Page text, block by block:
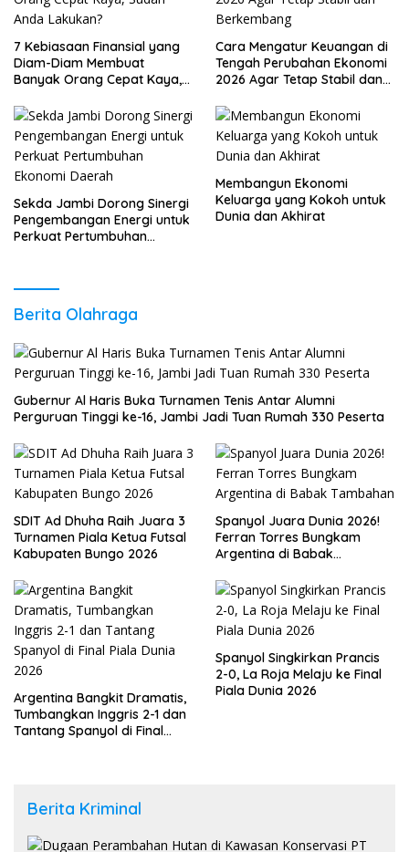
7 Kebiasaan Finansial yang
Diam-Diam Membuat
Banyak Orang Cepat Kaya,
Cara Mengatur Keuangan di
Tengah Perubahan Ekonomi
2026 Agar Tetap Stabil dan
Sekda Jambi Dorong Sinergi
Pengembangan Energi untuk
Perkuat Pertumbuhan
Membangun Ekonomi
Keluarga yang Kokoh untuk
Dunia dan Akhirat
Berita Olahraga
Gubernur Al Haris Buka Turnamen Tenis Antar Alumni
Perguruan Tinggi ke-16, Jambi Jadi Tuan Rumah 330 Peserta
SDIT Ad Dhuha Raih Juara 3
Turnamen Piala Ketua Futsal
Kabupaten Bungo 2026
Spanyol Juara Dunia 2026!
Ferran Torres Bungkam
Argentina di Babak
Argentina Bangkit Dramatis,
Tumbangkan Inggris 2-1 dan
Tantang Spanyol di Final
Spanyol Singkirkan Prancis
2-0, La Roja Melaju ke Final
Piala Dunia 2026
Berita Kriminal